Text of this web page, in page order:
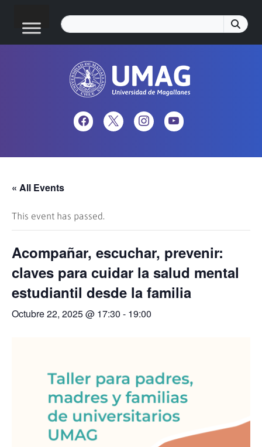
« All Events
This event has passed.
Acompañar, escuchar, prevenir:
claves para cuidar la salud mental
estudiantil desde la familia
Octubre 22, 2025 @ 17:30 - 19:00